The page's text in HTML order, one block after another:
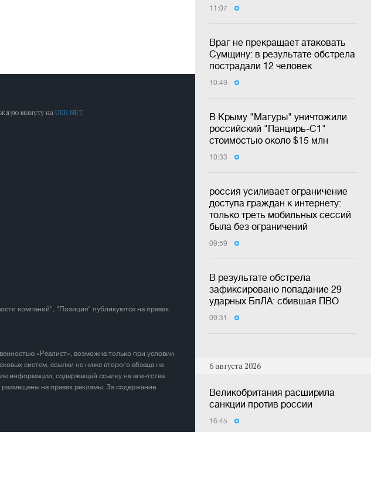
11:07
Враг не прекращает атаковать
Сумщину: в результате обстрела
пострадали 12 человек
10:49
В Крыму "Магуры" уничтожили
российский "Панцирь-С1"
стоимостью около $15 млн
10:33
россия усиливает ограничение
доступа граждан к интернету:
только треть мобильных сессий
была без ограничений
09:59
В результате обстрела
зафиксировано попадание 29
ударных БпЛА: сбившая ПВО
09:31
6 августа 2026
Великобритания расширила
санкции против россии
16:45
минуту наUKR.NET
компаний", "Позиция" публикуются на правах
«Реалист», возможна только при условии
систем, ссылки не ниже второго абзаца на
информации, содержащей ссылку на агентства
на правах рекламы. За содержание